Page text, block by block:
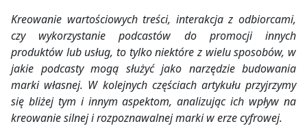
Kreowanie wartościowych treści, interakcja z odbiorcami,
czy wykorzystanie podcastów do promocji innych
produktów lub usług, to tylko niektóre z wielu sposobów, w
jakie podcasty mogą służyć jako narzędzie budowania
marki własnej. W kolejnych częściach artykułu przyjrzymy
się bliżej tym i innym aspektom, analizując ich wpływ na
kreowanie silnej i rozpoznawalnej marki w erze cyfrowej.